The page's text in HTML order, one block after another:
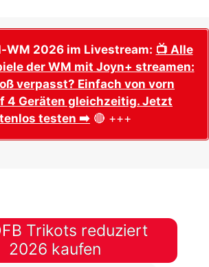
WM 2026 im Livestream: 📺 Alle
der WM mit Joyn+ streamen:
verpasst? Einfach von vorn
4 Geräten gleichzeitig. Jetzt
testen ➡️ 🔴 +++
Trikots reduziert
2026 kaufen